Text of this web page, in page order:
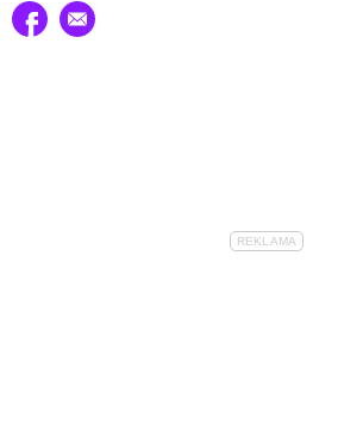
Udostępnij na facebook
E-mail do przyjaciela